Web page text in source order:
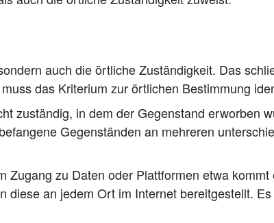
auch die ört­li­che Zustän­dig­keit. Das
das Kri­te­ri­um zur ört­li­chen Bestim­mung
zustän­dig, in dem der Gegen­stand erwor­ben
Gegen­stän­den an meh­re­ren
zu Daten oder Platt­for­men etwa
die­se an jedem Ort im Inter­net bereit­ge­stellt.